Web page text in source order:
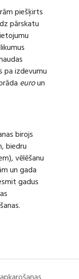
piešķirts
pārskatu
pa izdevumu
euroun
birojs
biedru
vēlēšanu
un gada
gadus